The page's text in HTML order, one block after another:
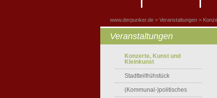
www.derpunker.de Veranstaltungen
Veranstaltungen
Konzerte, Kunst und
Kleinkunst
Stadtteilfrühstück
(Kommunal-)politisches